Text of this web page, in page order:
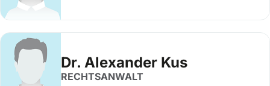
Dr. Alexander Kus
RECHTSANWALT